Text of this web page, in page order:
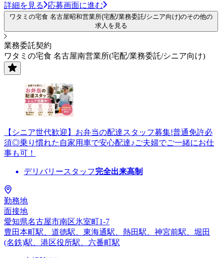
詳細を見る 応募画面に進む
ワタミの宅食 名古屋昭和営業所(宅配/業務委託/シニア向け)のその他の
求人を見る
業務委託契約
ワタミの宅食 名古屋南営業所(宅配/業務委託/シニア向け)
【シニア世代歓迎】お弁当の配達スタッフ募集!普通免許必
須◎乗り慣れた自家用車で安心配達♪ご夫婦でご一緒にお仕
事も可！
デリバリースタッフ完全出来高制
勤務地
面接地
愛知県名古屋市南区氷室町1-7
豊田本町駅、道徳駅、東海通駅、熱田駅、神宮前駅、堀田
(名鉄)駅、港区役所駅、六番町駅